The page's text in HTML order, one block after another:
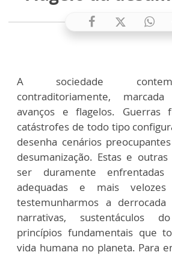
A sociedade
contraditoriamente,
avanços e flagelos. Guerras
catástrofes de todo tipo
desenha cenários
desumanização. Estas e outras
ser duramente
adequadas e mais
testemunharmos a
narrativas, sustentáculos
princípios fundamentais que
vida humana no planeta. Para